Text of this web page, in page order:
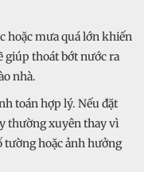
hoặc mưa quá lớn khiến
giúp thoát bớt nước ra
nhà.
toán hợp lý. Nếu đặt
thường xuyên thay vì
tường hoặc ảnh hưởng